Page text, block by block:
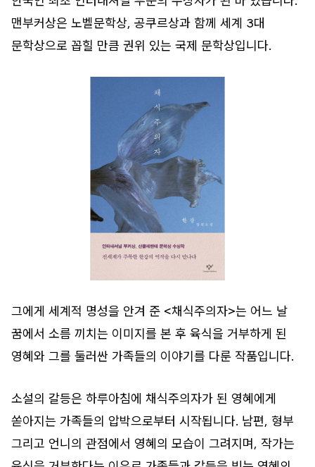
맨부커상은 노벨문학상, 공쿠르상과 함께 세계 3대
문학상으로 꼽힐 만큼 권위 있는 국제 문학상입니다.
그에게 세계적 명성을 안겨 준 <채식주의자>는 어느 날
꿈에서 소름 끼치는 이미지를 본 후 육식을 거부하게 된
영혜와 그를 둘러싼 가족들의 이야기를 다룬 작품입니다.
소설의 갈등은 하루아침에 채식주의자가 된 영혜에게
쏟아지는 가족들의 압박으로부터 시작됩니다. 남편, 형부
그리고 언니의 관점에서 영혜의 모습이 그려지며, 작가는